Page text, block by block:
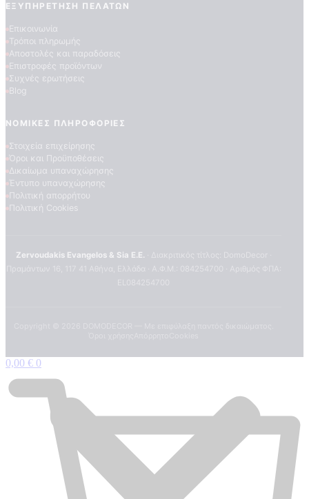
ΕΞΥΠΗΡΈΤΗΣΗ ΠΕΛΑΤΏΝ
Επικοινωνία
Τρόποι πληρωμής
Αποστολές και παραδόσεις
Επιστροφές προϊόντων
Συχνές ερωτήσεις
Blog
ΝΟΜΙΚΈΣ ΠΛΗΡΟΦΟΡΊΕΣ
Στοιχεία επιχείρησης
Όροι και Προϋποθέσεις
Δικαίωμα υπαναχώρησης
Έντυπο υπαναχώρησης
Πολιτική απορρήτου
Πολιτική Cookies
Zervoudakis Evangelos & Sia E.E.
0,00 € 0